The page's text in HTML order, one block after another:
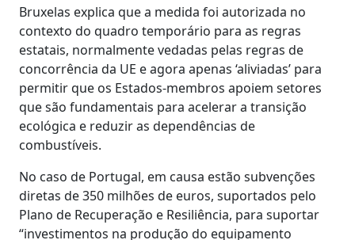
Bruxelas explica que a medida foi autorizada no
contexto do quadro temporário para as regras
estatais, normalmente vedadas pelas regras de
concorrência da UE e agora apenas ‘aliviadas’ para
permitir que os Estados-membros apoiem setores
que são fundamentais para acelerar a transição
ecológica e reduzir as dependências de
combustíveis.
No caso de Portugal, em causa estão subvenções
diretas de 350 milhões de euros, suportados pelo
Plano de Recuperação e Resiliência, para suportar
“investimentos na produção do equipamento